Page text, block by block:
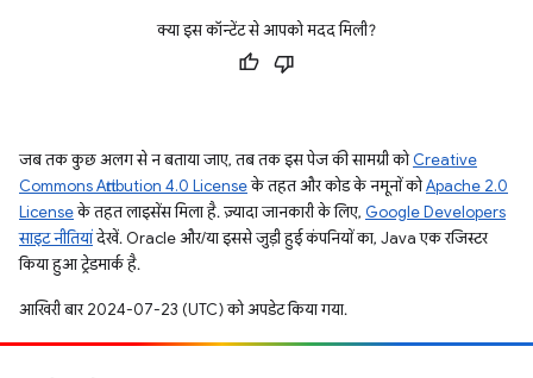
क्या इस कॉन्टेंट से आपको मदद मिली?
जब तक कुछ अलग से न बताया जाए, तब तक इस पेज की सामग्री कोCreative
Commons Attribution 4.0 Licenseके तहत और कोड के नमूनों कोApache 2.0
Licenseके तहत लाइसेंस मिला है. ज़्यादा जानकारी के लिए, Google Developers
साइट नीतियांदेखें. Oracle और/या इससे जुड़ी हुई कंपनियों का, Java एक रजिस्टर
किया हुआ ट्रेडमार्क है.
आखिरी बार 2024-07-23 (UTC) को अपडेट किया गया.